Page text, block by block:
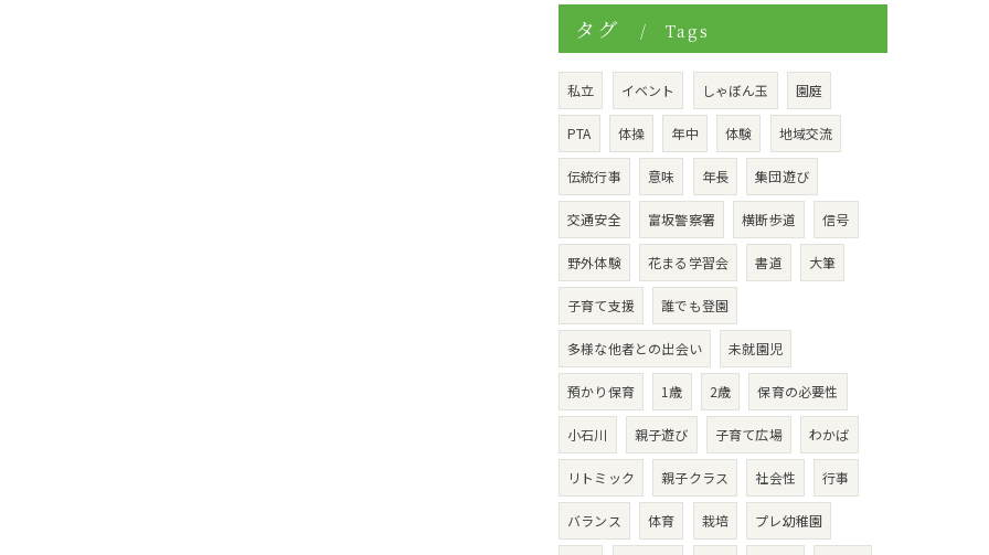
タグ Tags
私立 イベント しゃぼん玉 園庭
PTA 体操 年中 体験 地域交流
伝統行事 意味 年長 集団遊び
交通安全 富坂警察署 横断歩道 信号
野外体験 花まる学習会 書道 大筆
子育て支援 誰でも登園
多様な他者との出会い 未就園児
預かり保育 1歳 2歳 保育の必要性
小石川 親子遊び 子育て広場 わかば
リトミック 親子クラス 社会性 行事
バランス 体育 栽培 プレ幼稚園